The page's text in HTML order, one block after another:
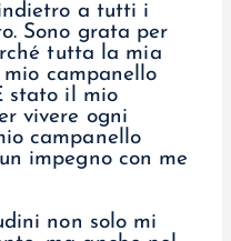
a tutti i
Sono grata per
tutta la mia
campanello
stato il mio
vivere ogni
campanello
impegno con me
non solo mi